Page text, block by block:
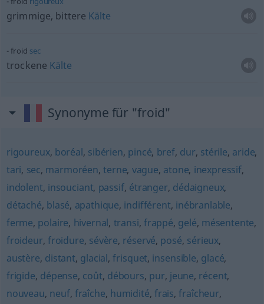
grimmige, bittere Kälte
froid sec
trockene Kälte
Synonyme für "froid"
rigoureux, boréal, sibérien, pincé, bref, dur, stérile, aride,
tari, sec, marmoréen,terne, vague, atone, inexpressif,
indolent, insouciant, passif, étranger, dédaigneux,
détaché, blasé, apathique, indifférent, inébranlable,
ferme, polaire, hivernal, transi, frappé, gelé, mésentente,
froideur, froidure, sévère, réservé, posé, sérieux,
austère, distant, glacial,frisquet, insensible, glacé,
frigide, dépense, coût, débours, pur, jeune, récent,
nouveau, neuf, fraîche, humidité, frais,fraîcheur,